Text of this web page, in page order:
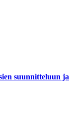
suunnitteluun ja